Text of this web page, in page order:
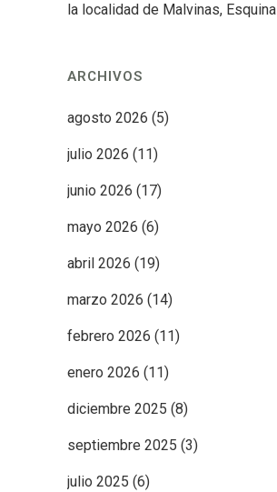
la localidad de Malvinas, Esquina
ARCHIVOS
agosto 2026 (5)
julio 2026 (11)
junio 2026 (17)
mayo 2026 (6)
abril 2026 (19)
marzo 2026 (14)
febrero 2026 (11)
enero 2026 (11)
diciembre 2025 (8)
septiembre 2025 (3)
julio 2025 (6)